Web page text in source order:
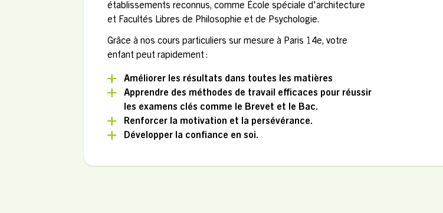
établissements reconnus, comme École spéciale d'architecture
et Facultés Libres de Philosophie et de Psychologie.
Grâce à nos cours particuliers sur mesure à Paris 14e, votre
enfant peut rapidement :
Améliorer les résultats dans toutes les matières
Apprendre des méthodes de travail efficaces pour réussir
les examens clés comme le Brevet et le Bac.
Renforcer la motivation et la persévérance.
Développer la confiance en soi.